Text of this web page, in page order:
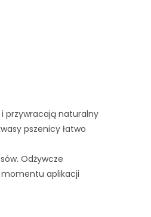
i przywracają naturalny
pszenicy łatwo
Odżywcze
momentu aplikacji